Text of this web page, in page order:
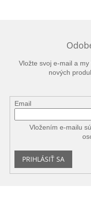
Vložte svoj e-mail a
nových
Email
Vložením e-mailu
PRIHLÁSIŤ SA